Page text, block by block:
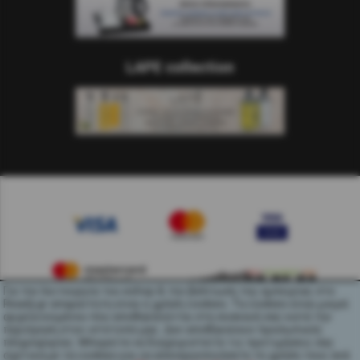
LAPE collection